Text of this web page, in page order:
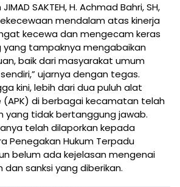
SAKTEH, H. Achmad Bahri, SH,
mendalam atas kinerja
kecewa dan mengecam keras
yang tampaknya mengabaikan
baik dari masyarakat umum
ujarnya dengan tegas.
kini, lebih dari dua puluh alat
di berbagai kecamatan telah
yang tidak bertanggung jawab.
telah dilaporkan kepada
Penegakan Hukum Terpadu
belum ada kejelasan mengenai
dan sanksi yang diberikan.